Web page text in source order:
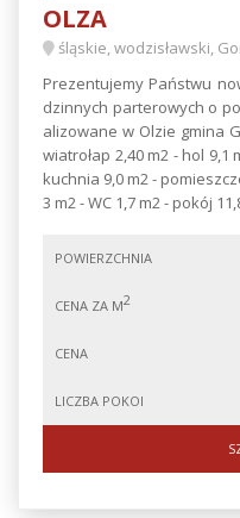
OLZA
śląskie, wodzisławski,
Prezentujemy Państwu
dzinnych parterowych o
alizowane w Olzie gmina
wiatrołap 2,40 m2 - hol
kuchnia 9,0 m2 -
3 m2 - WC 1,7 m2 - pokój
POWIERZCHNIA
CENA ZA M2
CENA
LICZBA POKOI